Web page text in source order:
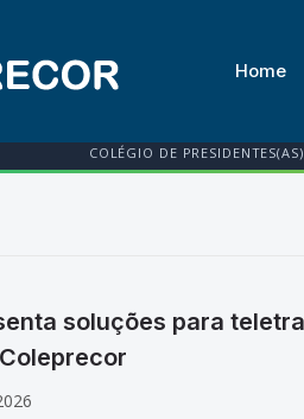
Home
COLÉGIO DE
soluções para